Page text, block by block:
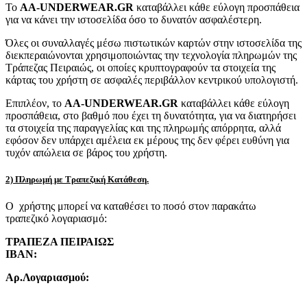
Το AA-UNDERWEAR.GR καταβάλλει κάθε εύλογη προσπάθεια
για να κάνει την ιστοσελίδα όσο το δυνατόν ασφαλέστερη.
Όλες οι συναλλαγές μέσω πιστωτικών καρτών στην ιστοσελίδα της
διεκπεραιώνονται χρησιμοποιώντας την τεχνολογία πληρωμών της
Τράπεζας Πειραιώς, οι οποίες κρυπτογραφούν τα στοιχεία της
κάρτας του χρήστη σε ασφαλές περιβάλλον κεντρικού υπολογιστή.
Επιπλέον, το AA-UNDERWEAR.GR καταβάλλει κάθε εύλογη
προσπάθεια, στο βαθμό που έχει τη δυνατότητα, για να διατηρήσει
τα στοιχεία της παραγγελίας και της πληρωμής απόρρητα, αλλά
εφόσον δεν υπάρχει αμέλεια εκ μέρους της δεν φέρει ευθύνη για
τυχόν απώλεια σε βάρος του χρήστη.
2) Πληρωμή με Τραπεζική Κατάθεση.
Ο χρήστης μπορεί να καταθέσει το ποσό στον παρακάτω
τραπεζικό λογαριασμό:
ΤΡΑΠΕΖΑ ΠΕΙΡΑΙΩΣ
IBAN:
Αρ.Λογαριασμού: